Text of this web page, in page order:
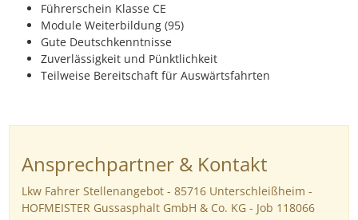
Führerschein Klasse CE
Module Weiterbildung (95)
Gute Deutschkenntnisse
Zuverlässigkeit und Pünktlichkeit
Teilweise Bereitschaft für Auswärtsfahrten
Ansprechpartner & Kontakt
Lkw Fahrer Stellenangebot - 85716 Unterschleißheim -
HOFMEISTER Gussasphalt GmbH & Co. KG - Job 118066